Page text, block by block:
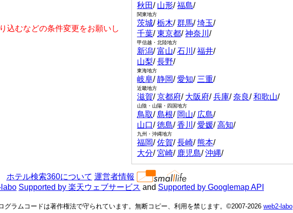
込むなどの条件変更をお願いし
秋田/ 山形/福島/
関東地方
茨城/栃木/群馬/埼玉/
千葉/東京都/神奈川 /
甲信越・北陸地方
新潟/富山/石川 /福井/
山梨/長野/
東海地方
岐阜/静岡/愛知/ 三重/
近畿地方
滋賀/京都府/ 大阪府/兵庫/奈良/和歌山/
山陰・山陽・四国地方
鳥取/島根/ 岡山/ 広島/
山口/徳島/香川 /愛媛/高知/
九州・沖縄地方
福岡/佐賀/長崎/熊本/
大分/宮崎/ 鹿児島/沖縄/
ホテル検索360について 運営者情報
Supported by 楽天ウェブサービス and Supported by Googlemap API
グラムコードは著作権法で守られています。無断コピー、利用を禁じます。©2007-2026 web2-labo